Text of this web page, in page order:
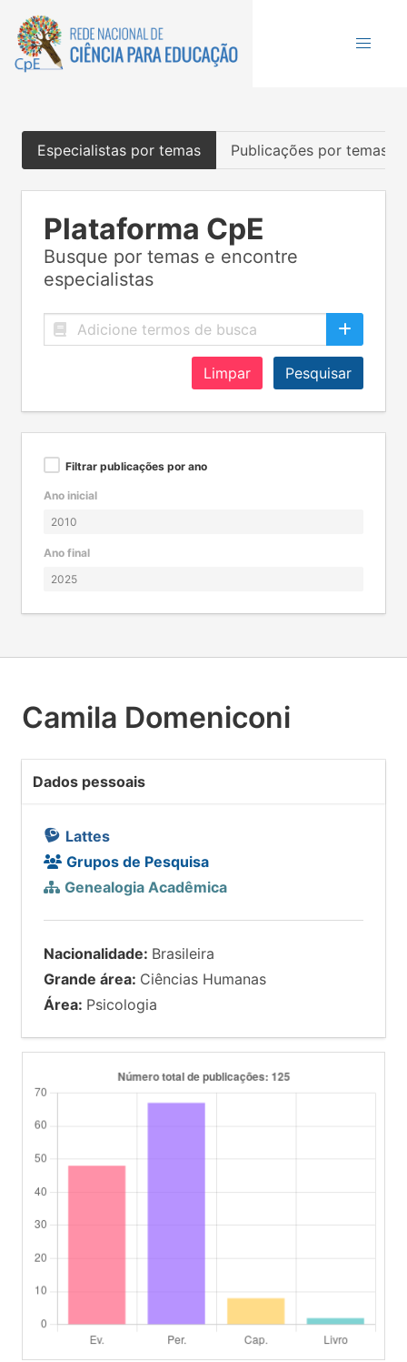
Especialistas por temas Publicações por temas
Plataforma CpE
Busque por temas e encontre
especialistas
Limpar Pesquisar
Filtrar publicações por ano
Ano inicial
Ano final
Camila Domeniconi
Dados pessoais
Lattes
Grupos de Pesquisa
Genealogia Acadêmica
Nacionalidade: Brasileira
Grande área: Ciências Humanas
Área: Psicologia